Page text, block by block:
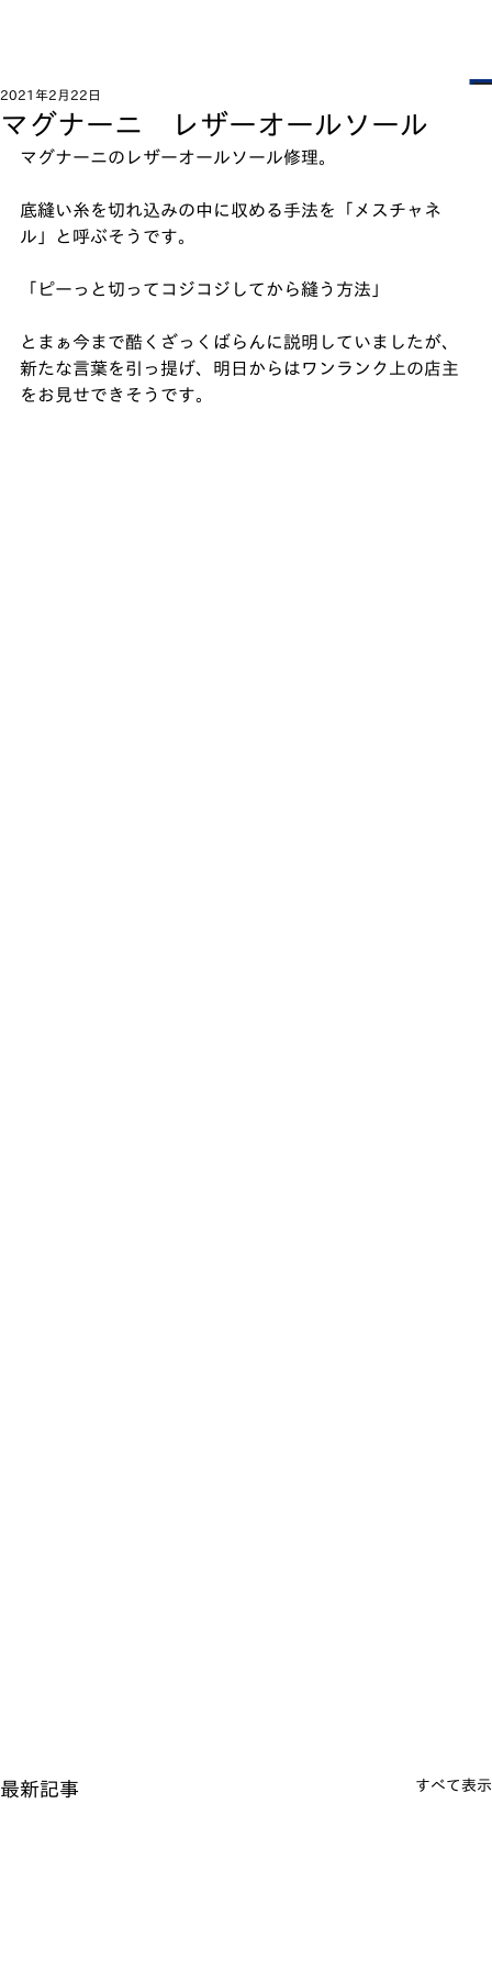
マグナーニ レザーオールソール
2021年2月22日
マグナーニのレザーオールソール修理。﻿
底縫い糸を切れ込みの中に収める手法を「メスチャネ
ル」と呼ぶそうです。﻿
「ピーっと切ってコジコジしてから縫う方法」﻿
とまぁ今まで酷くざっくばらんに説明していましたが、
新たな言葉を引っ提げ、明日からはワンランク上の店主
をお見せできそうです。﻿
最新記事 すべて表示